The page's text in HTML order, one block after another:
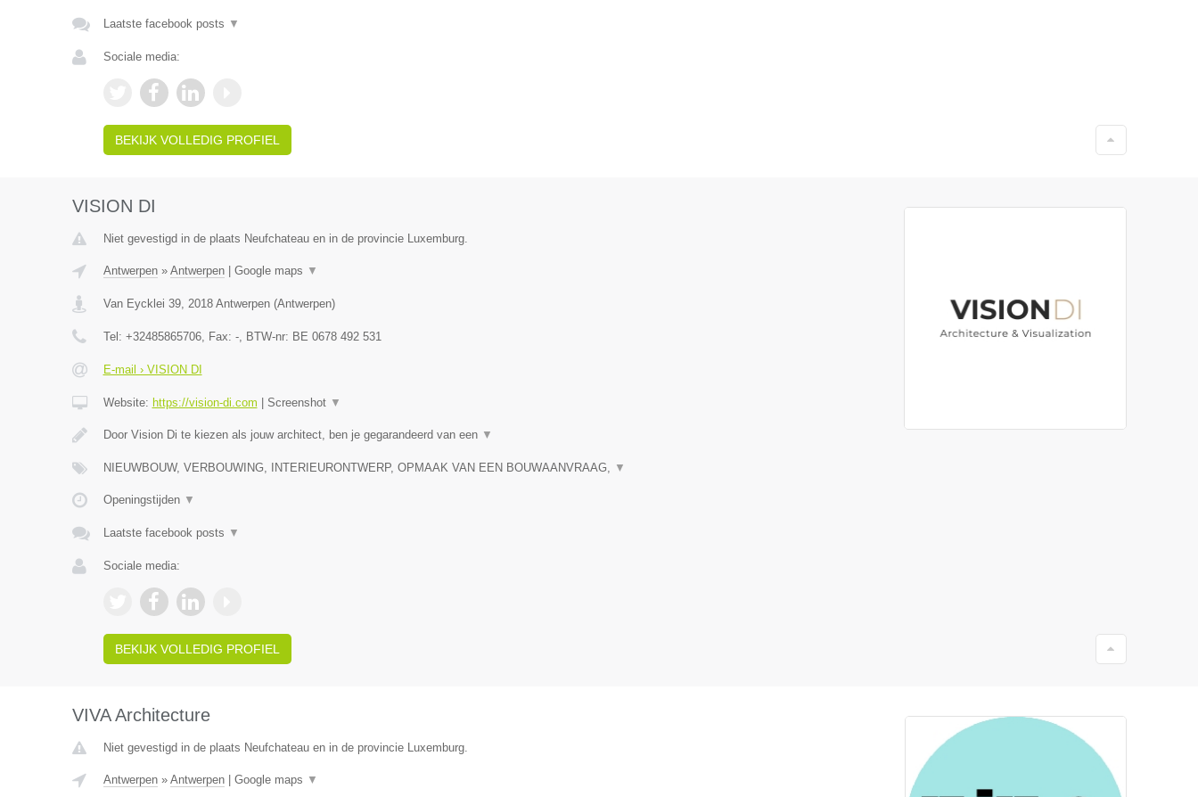
Laatste facebook posts ▼
Sociale media:
BEKIJK VOLLEDIG PROFIEL
VISION DI
Niet gevestigd in de plaats Neufchateau en in de provincie Luxemburg.
Antwerpen» Antwerpen| Google maps ▼
Van Eycklei 39, 2018 Antwerpen(Antwerpen)
Tel: +32485865706, Fax: -, BTW-nr: BE 0678 492 531
E-mail › VISION DI
Website: https://vision-di.com Screenshot ▼
Door Vision Di te kiezen als jouw architect, ben je gegarandeerd van een ▼
NIEUWBOUW, VERBOUWING, INTERIEURONTWERP, OPMAAK VAN EEN BOUWAANVRAAG, ▼
Openingstijden ▼
Laatste facebook posts ▼
Sociale media:
BEKIJK VOLLEDIG PROFIEL
VIVA Architecture
Niet gevestigd in de plaats Neufchateau en in de provincie Luxemburg.
Antwerpen» Antwerpen| Google maps ▼